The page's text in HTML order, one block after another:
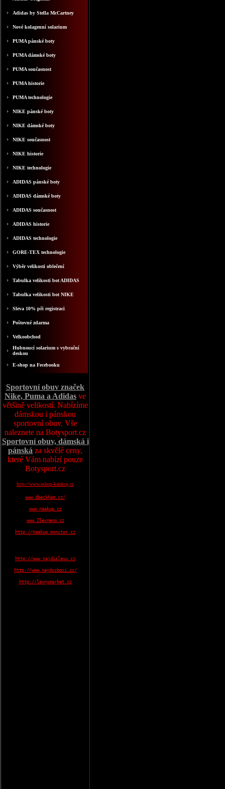
Adidas by Stella McCartney
Nové kolagenní solarium
PUMA pánské boty
PUMA dámské boty
PUMA současnost
PUMA historie
PUMA technologie
NIKE pánské boty
NIKE dámské boty
NIKE současnost
NIKE historie
NIKE technologie
ADIDAS pánské boty
ADIDAS dámské boty
ADIDAS současnost
ADIDAS historie
ADIDAS technologie
GORE-TEX technologie
Výběr velikosti oblečení
Tabulka velikosti bot ADIDAS
Tabulka velikosti bot NIKE
Sleva 10% při registraci
Poštovné zdarma
Velkoobchod
Hubnoucí solarium s vybrační
deskou
E-shop na Fecebooku
Sportovní obuv značek
Nike, Puma a Adidas ve
většině velikostí. Nabízíme
dámskou i pánskou
sportovní obuv. Vše
naleznete na Botysport.cz
Sportovní obuv, dámská i
pánská za skvělé ceny,
které Vám nabízí pouze
Botysport.cz
http://www.eshop-katalog.cz
www.dbeckham.cz/
www.naakup.cz
www.Zlevneno.cz
http://naakup.monitor.cz
http://www.najdislevu.cz
http://www.najduzbozi.cz/
http://levnymarket.cz